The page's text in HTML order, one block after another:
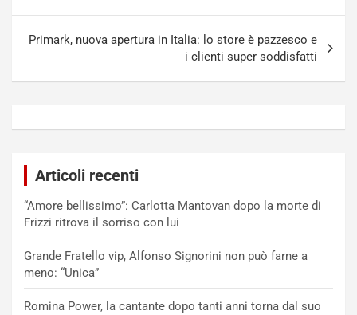
Primark, nuova apertura in Italia: lo store è pazzesco e
i clienti super soddisfatti
Articoli recenti
“Amore bellissimo”: Carlotta Mantovan dopo la morte di
Frizzi ritrova il sorriso con lui
Grande Fratello vip, Alfonso Signorini non può farne a
meno: “Unica”
Romina Power, la cantante dopo tanti anni torna dal suo